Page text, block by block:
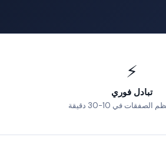
⚡
تبادل فوري
في 10-30 دقيقة